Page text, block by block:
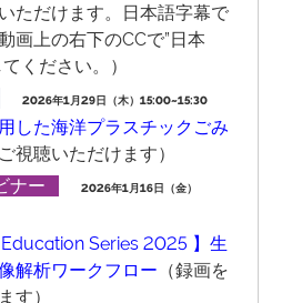
ただけます。日本語字幕で
画上の右下のCCで”日本
ください。）
2026年1月29日（木）15:00~15:30
した海洋プラスチックごみ
視聴いただけます）
ナー
2026年1月16日（金）
Education Series 2025 】生
解析ワークフロー （録画を
す）